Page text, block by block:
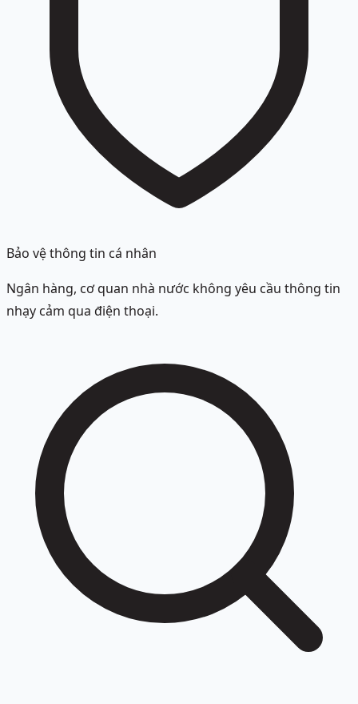
Bảo vệ thông tin cá nhân
Ngân hàng, cơ quan nhà nước không yêu cầu thông tin
nhạy cảm qua điện thoại.